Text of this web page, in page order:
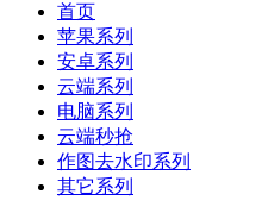
首页
苹果系列
安卓系列
云端系列
电脑系列
云端秒抢
作图去水印系列
其它系列